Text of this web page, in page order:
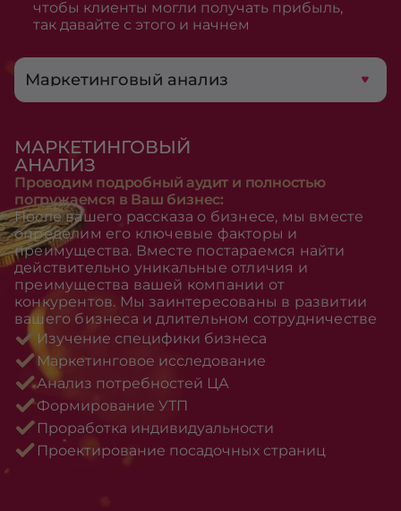
чтобы клиенты могли получать прибыль,
так давайте с этого и начнем
Маркетинговый анализ
МАРКЕТИНГОВЫЙ
АНАЛИЗ
Проводим подробный аудит и полностью
погружаемся в Ваш бизнес:
После вашего рассказа о бизнесе, мы вместе
определим его ключевые факторы и
преимущества. Вместе постараемся найти
действительно уникальные отличия и
преимущества вашей компании от
конкурентов. Мы заинтересованы в развитии
вашего бизнеса и длительном сотрудничестве
Изучение специфики бизнеса
Маркетинговое исследование
Анализ потребностей ЦА
Формирование УТП
Проработка индивидуальности
Проектирование посадочных страниц